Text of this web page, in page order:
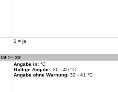
1 = ja
>= 22
Angabe in: °C
Gültige Angabe: 20 - 45 °C
Angabe ohne Warnung: 32 - 41 °C